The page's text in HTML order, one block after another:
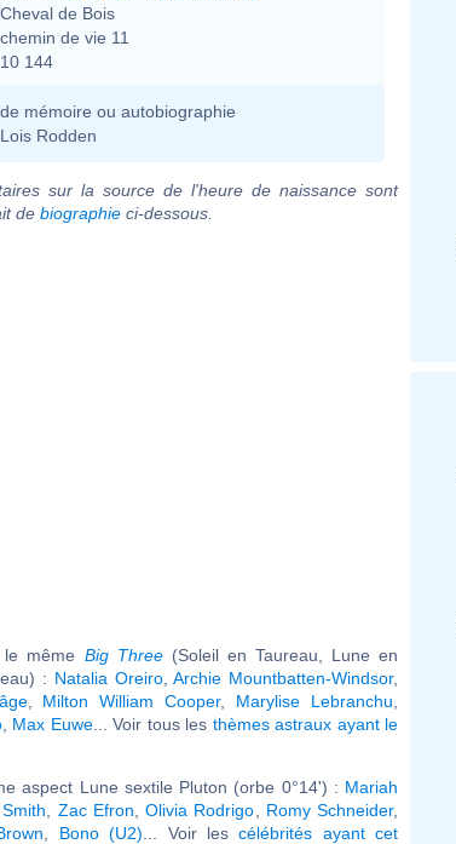
Cheval de Bois
chemin de vie 11
10 144
de mémoire ou autobiographie
Lois Rodden
sur la source de l'heure de naissance sont
de biographie ci-dessous.
même Big Three(Soleil en Taureau, Lune en
: Natalia Oreiro,Archie Mountbatten-Windsor,
, Milton William Cooper, Marylise Lebranchu
, Max Euwe... Voir tous les thèmes astraux ayant le
aspect Lune sextile Pluton (orbe 0°14') : Mariah
Zac Efron ,Olivia Rodrigo Romy Schneider,
Bono (U2) ... Voir lescélébrités ayant cet